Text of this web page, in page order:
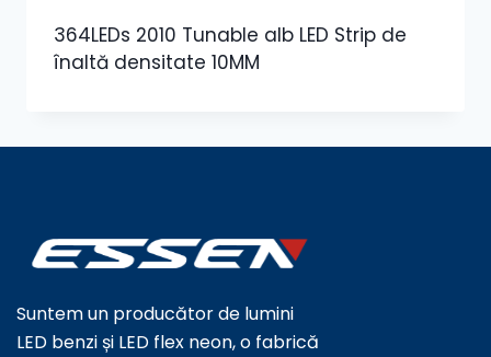
364LEDs 2010 Tunable alb LED Strip de
înaltă densitate 10MM
Suntem un producător de lumini
LED benzi și LED flex neon, o fabrică